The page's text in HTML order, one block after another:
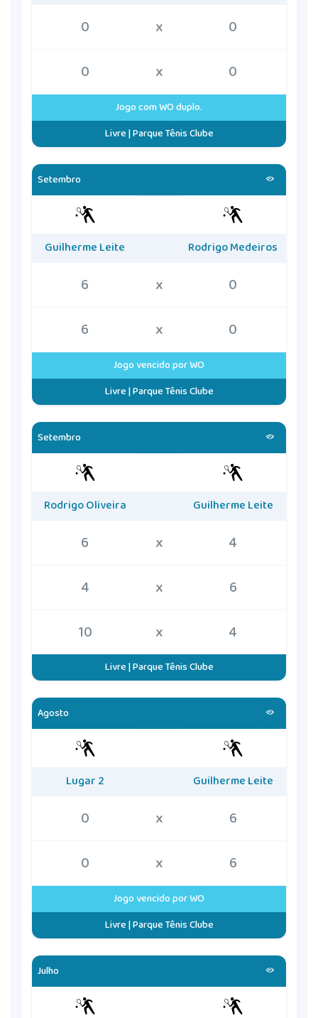
0 x
0
0
x 0
Jogo com WO duplo.
Livre | Parque Tênis Clube
Setembro
Guilherme Leite Rodrigo Medeiros
6 x
0
6
x 0
Jogo vencido por WO
Livre | Parque Tênis Clube
Setembro
Rodrigo Oliveira Guilherme Leite
6 x
4
4
x
6
10
x 4
Livre | Parque Tênis Clube
Agosto
Lugar 2 Guilherme Leite
0 x
6
0
x 6
Jogo vencido por WO
Livre | Parque Tênis Clube
Julho